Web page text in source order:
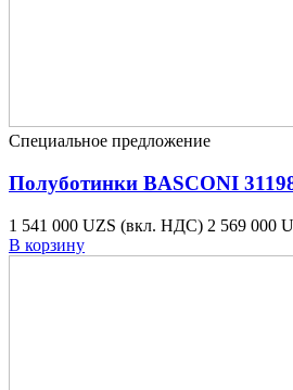
Специальное предложение
Полуботинки BASCONI
1 541 000 UZS (вкл. НДС) 2 569 000
В корзину